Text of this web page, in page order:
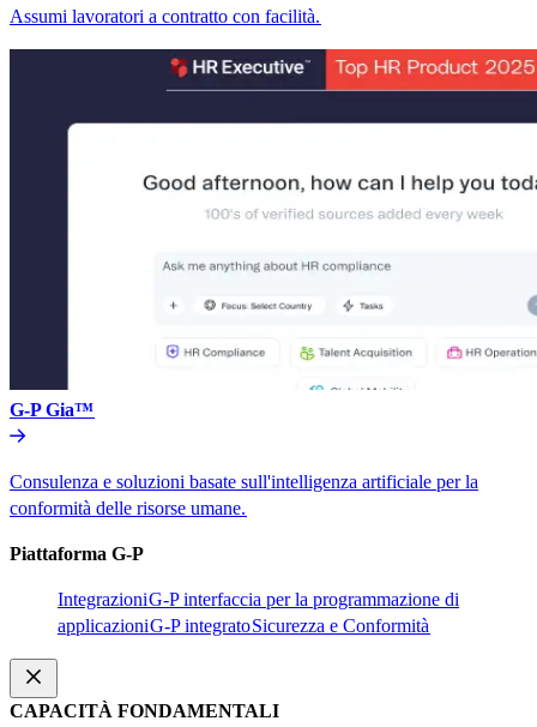
Assumi lavoratori a contratto con facilità.​​
G-P Gia™​​
Consulenza e soluzioni basate sull'intelligenza artificiale per la
conformità delle risorse umane.​​
Piattaforma G-P​​
Integrazioni​​G-P interfaccia per la programmazione di
applicazioni​​G-P integrato​​Sicurezza e Conformità​​
CAPACITÀ FONDAMENTALI​​